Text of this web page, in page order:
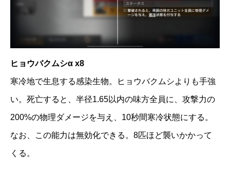
ヒョウバクムシα x8
寒冷地で生息する感染生物。ヒョウバクムシよりも手強
い。死亡すると、半径1.65以内の味方全員に、攻撃力の
200%の物理ダメージを与え、10秒間寒冷状態にする。
なお、この能力は無効化できる。8匹ほど襲いかかって
くる。